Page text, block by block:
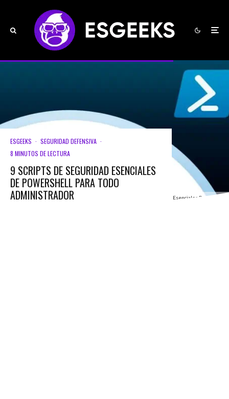
Scripts Seguridad Esenciales PowerShell
ESGEEKS · SEGURIDAD DEFENSIVA ·
8 MINUTOS DE LECTURA
9 SCRIPTS DE SEGURIDAD ESENCIALES
DE POWERSHELL PARA TODO
ADMINISTRADOR